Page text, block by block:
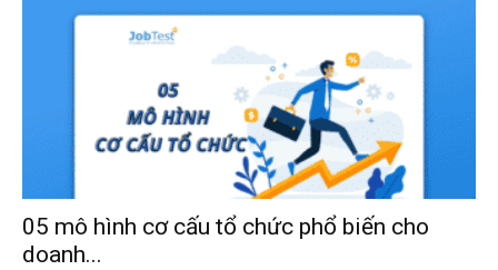
05 mô hình cơ cấu tổ chức phổ biến cho
doanh...